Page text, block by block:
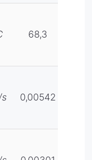
a kotła i
a
Rozwiąza
zastrzeżo
ne w
patentow
68,3
0,00542